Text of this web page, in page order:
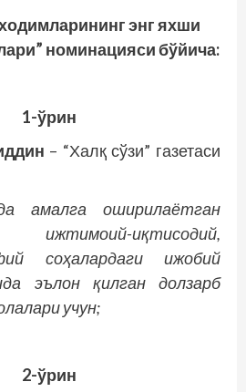
энг яхши
номинацияси бўйича:
1-ўрин
– “Халқ сўзи” газетаси
амалга оширилаётган
иқтисодий,
соҳалардаги ижобий
эълон қилган долзарб
учун;
2-ўрин